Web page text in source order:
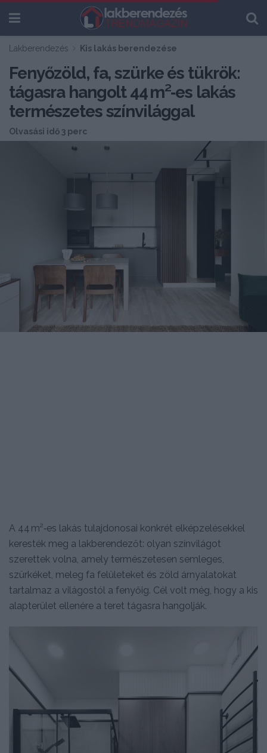
Lakberendezés Kis lakás berendezése
Fenyőzöld, fa, szürke és tükrök:
tágasra hangolt 44 m²‑es lakás
természetes színvilággal
Olvasási idő 3 perc
A 44 m²‑es lakás tulajdonosai konkrét elképzelésekkel
keresték meg a lakberendezőt: olyan színvilágot
szerettek volna, amely természetesen semleges,
szürkéket, meleg fa felületeket és zöld árnyalatokat
tartalmaz a világostól a fenyőig. Cél volt még, hogy a kis
alapterület ellenére a teret tágasra hangolják.